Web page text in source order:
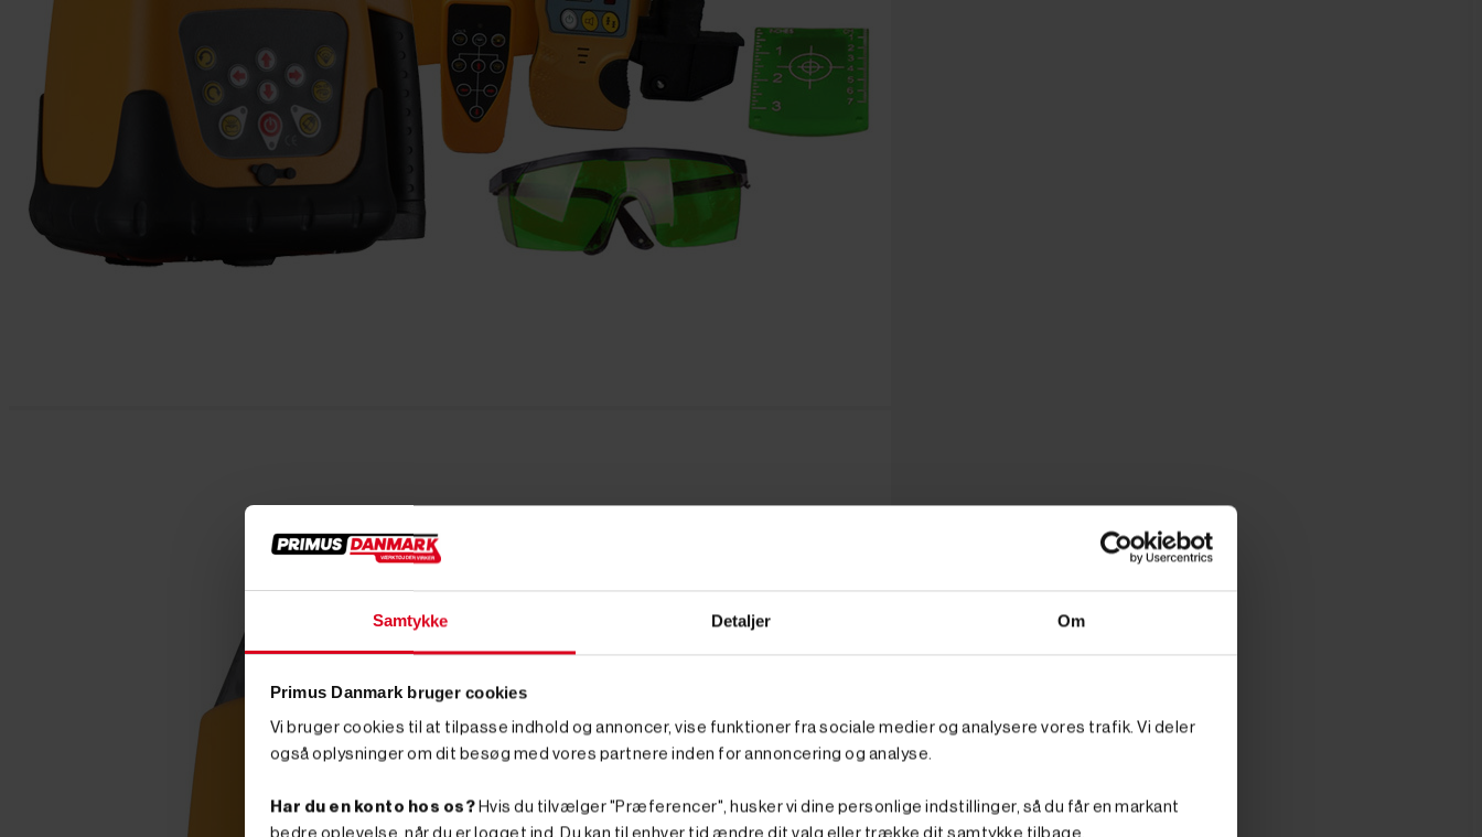
Samtykke Detaljer Om
Primus Danmark bruger cookies
Vi bruger cookies til at tilpasse indhold og annoncer, vise funktioner fra sociale medier og analysere vores trafik. Vi deler
også oplysninger om dit besøg med vores partnere inden for annoncering og analyse.
Har du en konto hos os? Hvis du tilvælger "Præferencer", husker vi dine personlige indstillinger, så du får en markant
bedre oplevelse, når du er logget ind. Du kan til enhver tid ændre dit valg eller trække dit samtykke tilbage.